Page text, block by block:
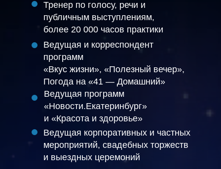
Тренер по голосу, речи и
публичным выступлениям,
более 20 000 часов практики
Ведущая и корреспондент
программ
«Вкус жизни», «Полезный вечер»,
Погода на «41 — Домашний»
Ведущая корпоративных и частных
мероприятий, свадебных торжеств
и выездных церемоний
Ведущая программ
«Новости.Екатеринбург»
и «Красота и здоровье»